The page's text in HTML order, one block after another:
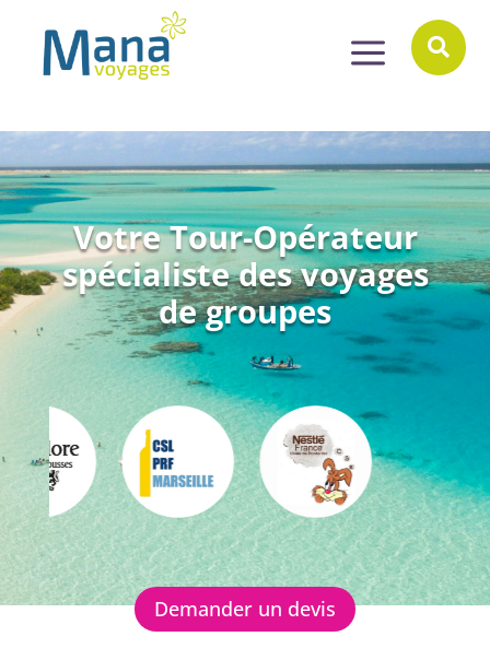
a 
Votre Tour-Opérateur
spécialiste des voyages
de groupes
Demander un devis